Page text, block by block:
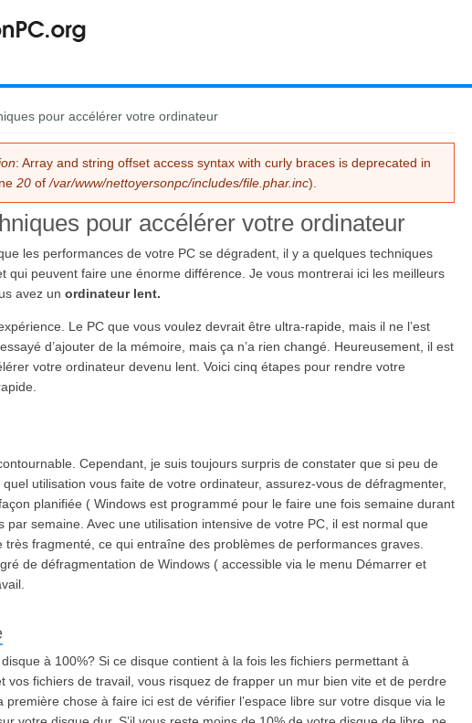
pour accélérer votre ordinateur
: Array and string offset access syntax with curly braces is deprecated in
20 of/var/www/nettoyersonpc/includes/file.phar.inc).
pour accélérer votre ordinateur
les performances de votre PC se dégradent, il y a quelques techniques
qui peuvent faire une énorme différence. Je vous montrerai ici les meilleurs
avez un ordinateur lent.
Le PC que vous voulez devrait être ultra-rapide, mais il ne l’est
d’ajouter de la mémoire, mais ça n’a rien changé. Heureusement, il est
votre ordinateur devenu lent. Voici cinq étapes pour rendre votre
Cependant, je suis toujours surpris de constater que si peu de
quel utilisation vous faite de votre ordinateur, assurez-vous de défragmenter,
planifiée ( Windows est programmé pour le faire une fois semaine durant
par semaine. Avec une utilisation intensive de votre PC, il est normal que
très fragmenté, ce qui entraîne des problèmes de performances graves.
de défragmentation de Windows ( accessible via le menu Démarrer et
à 100%? Si ce disque contient à la fois les fichiers permettant à
vos fichiers de travail, vous risquez de frapper un mur bien vite et de perdre
première chose à faire ici est de vérifier l’espace libre sur votre disque via le